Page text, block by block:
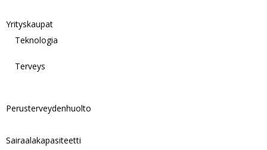
Yrityskaupat
Teknologia
Terveys
Perusterveydenhuolto
Sairaalakapasiteetti